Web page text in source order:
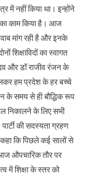
में नहीं किया था। इन्होंने
काम किया है। आज
मांग रही है और इनके
शिक्षाविदों का स्वागत
और डॉ राजीव रंजन के
हम प्रदेश के हर बच्चे
के समय से ही बौद्धिक रूप
निकालने के लिए सभी
की सदस्यता ग्रहण
कहा कि पिछले कई सालों से
औपचारिक तौर पर
में शिक्षा के स्तर को